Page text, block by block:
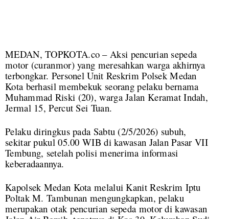
MEDAN, TOPKOTA.co – Aksi pencurian sepeda
motor (curanmor) yang meresahkan warga akhirnya
terbongkar. Personel Unit Reskrim Polsek Medan
Kota berhasil membekuk seorang pelaku bernama
Muhammad Riski (20), warga Jalan Keramat Indah,
Jermal 15, Percut Sei Tuan.
Pelaku diringkus pada Sabtu (2/5/2026) subuh,
sekitar pukul 05.00 WIB di kawasan Jalan Pasar VII
Tembung, setelah polisi menerima informasi
keberadaannya.
Kapolsek Medan Kota melalui Kanit Reskrim Iptu
Poltak M. Tambunan mengungkapkan, pelaku
merupakan otak pencurian sepeda motor di kawasan